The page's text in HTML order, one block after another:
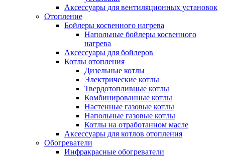
Аксессуары для вентиляционных установок
Отопление
Бойлеры косвенного нагрева
Напольные бойлеры косвенного
нагрева
Аксессуары для бойлеров
Котлы отопления
Дизельные котлы
Электрические котлы
Твердотопливные котлы
Комбинированные котлы
Настенные газовые котлы
Напольные газовые котлы
Котлы на отработанном масле
Аксессуары для котлов отопления
Обогреватели
Инфракрасные обогреватели